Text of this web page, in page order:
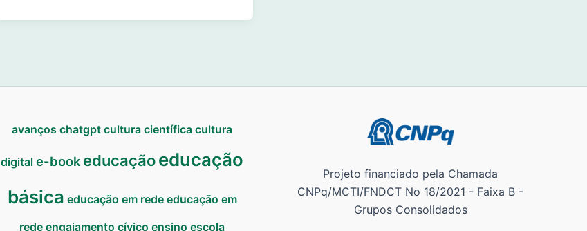
avanços chatgpt cultura científica cultura
digital e-book educaçãoeducação
básica educação em rede educação em
rede engajamento cívico ensino escola
Projeto financiado pela Chamada
CNPq/MCTI/FNDCT No 18/2021 - Faixa B -
Grupos Consolidados